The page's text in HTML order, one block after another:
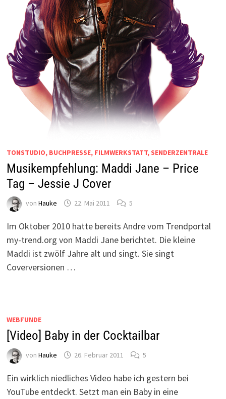
TONSTUDIO, BUCHPRESSE, FILMWERKSTATT, SENDERZENTRALE
Musikempfehlung: Maddi Jane – Price
Tag – Jessie J Cover
von Hauke 22. Mai 2011 5
Im Oktober 2010 hatte bereits Andre vom Trendportal
my-trend.org von Maddi Jane berichtet. Die kleine
Maddi ist zwölf Jahre alt und singt. Sie singt
Coverversionen …
WEBFUNDE
[Video] Baby in der Cocktailbar
von Hauke 26. Februar 2011 5
Ein wirklich niedliches Video habe ich gestern bei
YouTube entdeckt. Setzt man ein Baby in eine